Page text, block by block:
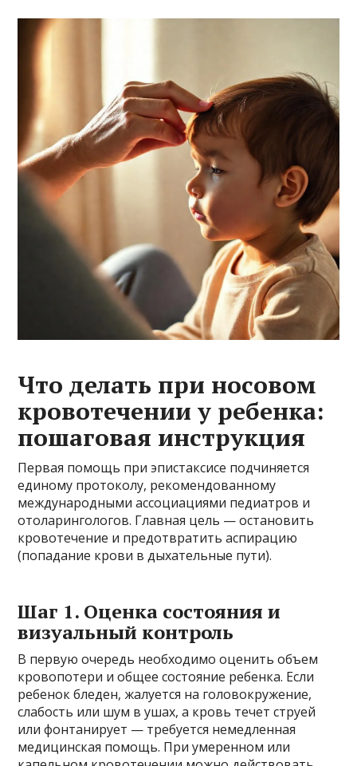
Что делать при носовом
кровотечении у ребенка:
пошаговая инструкция
Первая помощь при эпистаксисе подчиняется
единому протоколу, рекомендованному
международными ассоциациями педиатров и
отоларингологов. Главная цель — остановить
кровотечение и предотвратить аспирацию
(попадание крови в дыхательные пути).
Шаг 1. Оценка состояния и
визуальный контроль
В первую очередь необходимо оценить объем
кровопотери и общее состояние ребенка. Если
ребенок бледен, жалуется на головокружение,
слабость или шум в ушах, а кровь течет струей
или фонтанирует — требуется немедленная
медицинская помощь. При умеренном или